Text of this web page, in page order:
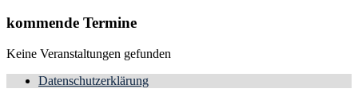
kommende Termine
Keine Veranstaltungen gefunden
Datenschutzerklärung